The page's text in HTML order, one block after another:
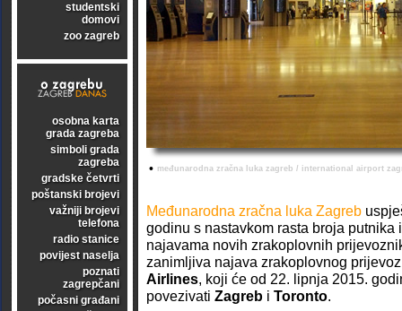
studentski
domovi
zoo zagreb
osobna karta
grada zagreba
simboli grada
zagreba
gradske četvrti
poštanski brojevi
važniji brojevi
telefona
radio stanice
povijest naselja
poznati
zagrepčani
počasni građani
• međunarodna zračna luka zagreb / international airport
Međunarodna zračna luka Zagreb
godinu s nastavkom rasta broja putnika
najavama novih zrakoplovnih
zanimljiva najava zrakoplovnog
Airlines, koji će od 22. lipnja 2015.
povezivati Zagreb i Toronto.